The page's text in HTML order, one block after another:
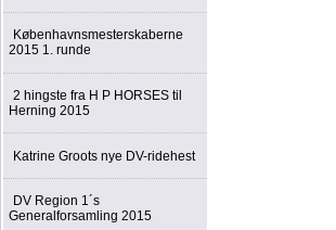
Københavnsmesterskaberne
2015 1. runde
2 hingste fra H P HORSES til
Herning 2015
Katrine Groots nye DV-ridehest
DV Region 1´s
Generalforsamling 2015